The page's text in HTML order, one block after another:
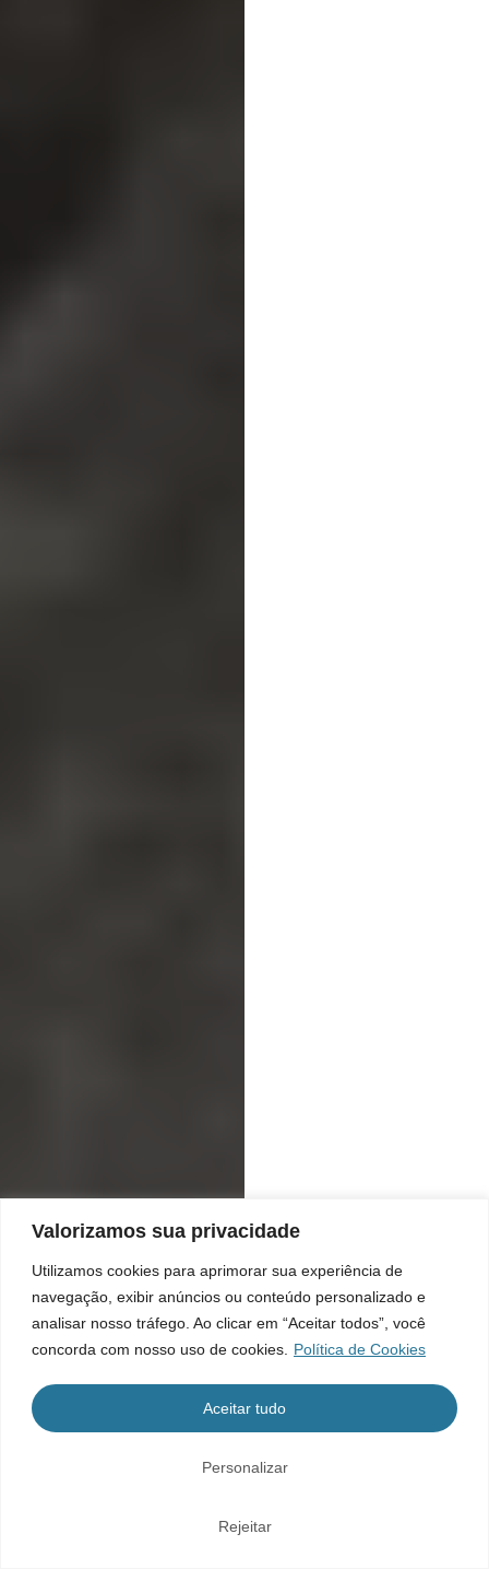
Valorizamos sua privacidade
Utilizamos cookies para aprimorar sua experiência de
navegação, exibir anúncios ou conteúdo personalizado e
analisar nosso tráfego. Ao clicar em “Aceitar todos”, você
concorda com nosso uso de cookies.
Política de Cookies
Personalizar
Rejeitar
Aceitar tudo